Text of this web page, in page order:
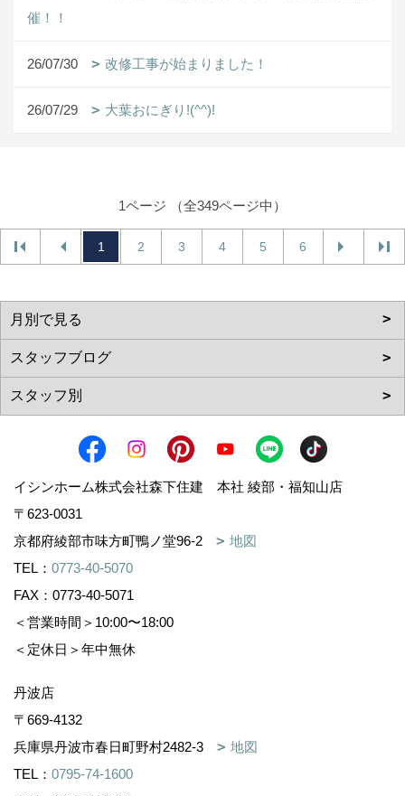
催！！
26/07/30 改修工事が始まりました！
26/07/29 大葉おにぎり!(^^)!
1ページ （全349ページ中）
1 2 3 4 5 6
イシンホーム株式会社森下住建 本社 綾部・福知山店
〒623-0031
京都府綾部市味方町鴨ノ堂96-2
地図
TEL： 0773-40-5070
FAX：0773-40-5071
＜営業時間＞10:00〜18:00
＜定休日＞年中無休
丹波店
〒669-4132
兵庫県丹波市春日町野村2482-3
地図
TEL： 0795-74-1600